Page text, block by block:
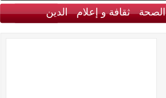
الصحة ثقافة و إعلام الدين